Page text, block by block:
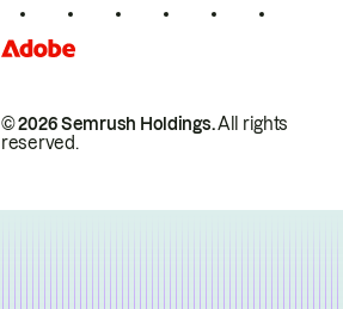
© 2026 Semrush Holdings.All rights
reserved.